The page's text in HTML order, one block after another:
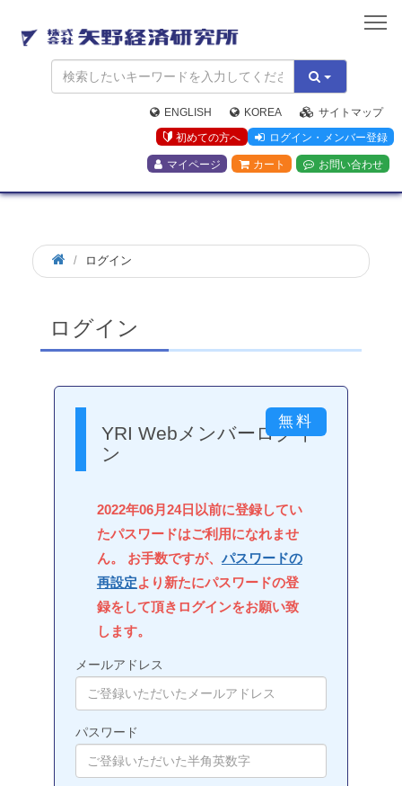
矢
野
経
済
研
究
所
ENGLISH KOREA
サイトマップ
初めての方へ
ログイン・メンバー登録
マイページ カート お問い合わせ
ログイン
ログイン
YRI Webメンバーログイ
ン
2022年06月24日以前に登録してい
たパスワードはご利用になれませ
ん。 お手数ですが、 パスワードの
再設定より新たにパスワードの登
録をして頂きログインをお願い致
します。
メールアドレス
パスワード